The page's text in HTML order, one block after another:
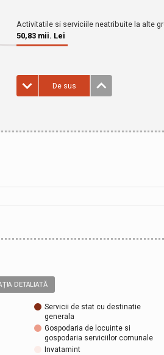
DETALIATĂ
Servicii de stat cu destinatie
generala
Gospodaria de locuinte si
gospodaria serviciilor comunale
Invatamint